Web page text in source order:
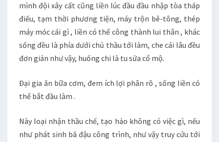
mình đội xây cất cũng liền lúc đầu đầu nhập tòa tháp
điếu, tạm thời phương tiện, máy trộn bê-tông, thép
máy móc cái gì , liền có thể công thành lui thân , khác
sống đều là phía dưới chủ thầu tới làm, che cái lâu đều
đơn giản như vậy, huống chi là tu sửa cổ mộ.
Đại gia ăn bữa cơm, đem ích lợi phân rõ , sống liền có
thể bắt đầu làm .
Này loại nhận thầu chế, tạo hảo không có việc gì, nếu
như phát sinh bã đậu công trình, như vậy truy cứu tới